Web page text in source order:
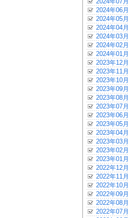
2024年06月
2024年05月
2024年04月
2024年03月
2024年02月
2024年01月
2023年12月
2023年11月
2023年10月
2023年09月
2023年08月
2023年07月
2023年06月
2023年05月
2023年04月
2023年03月
2023年02月
2023年01月
2022年12月
2022年11月
2022年10月
2022年09月
2022年08月
2022年07月